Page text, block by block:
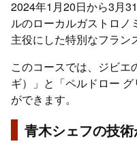
2024年1月20日から3月
ルのローカルガストロノ
主役にした特別なフラン
このコースでは、ジビエ
ギ）」と「ペルドロー
ができます。
青木シェフの技